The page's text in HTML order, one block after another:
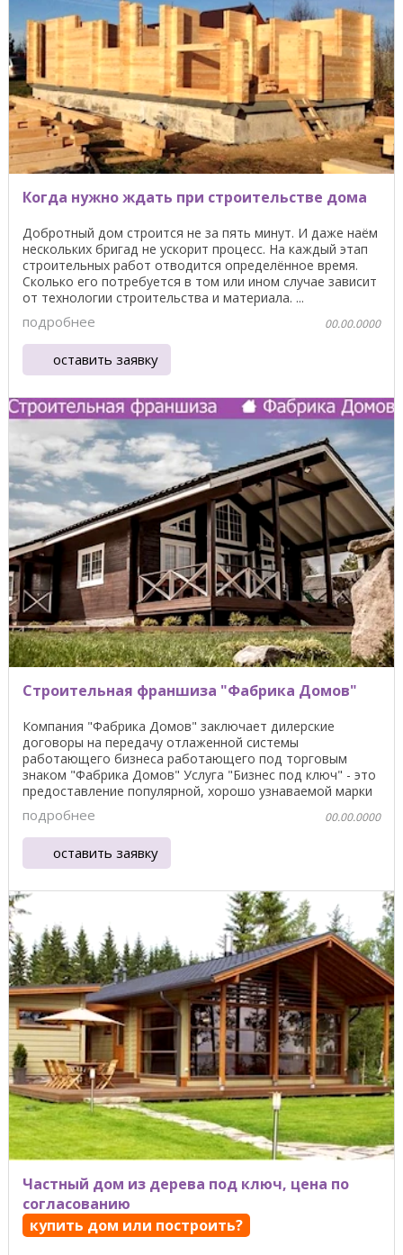
Когда нужно ждать при строительстве дома
Добротный дом строится не за пять минут. И даже наём
нескольких бригад не ускорит процесс. На каждый этап
строительных работ отводится определённое время.
Сколько его потребуется в том или ином случае зависит
от технологии строительства и материала. ...
подробнее 00.00.0000
оставить заявку
Строительная франшиза "Фабрика Домов"
Компания "Фабрика Домов" заключает дилерские
договоры на передачу отлаженной системы
работающего бизнеса работающего под торговым
знаком "Фабрика Домов" Услуга "Бизнес под ключ" - это
предоставление популярной, хорошо узнаваемой марки
"Фабрика ...
подробнее 00.00.0000
оставить заявку
Частный дом из дерева под ключ, цена по
согласованию
купить дом или построить?